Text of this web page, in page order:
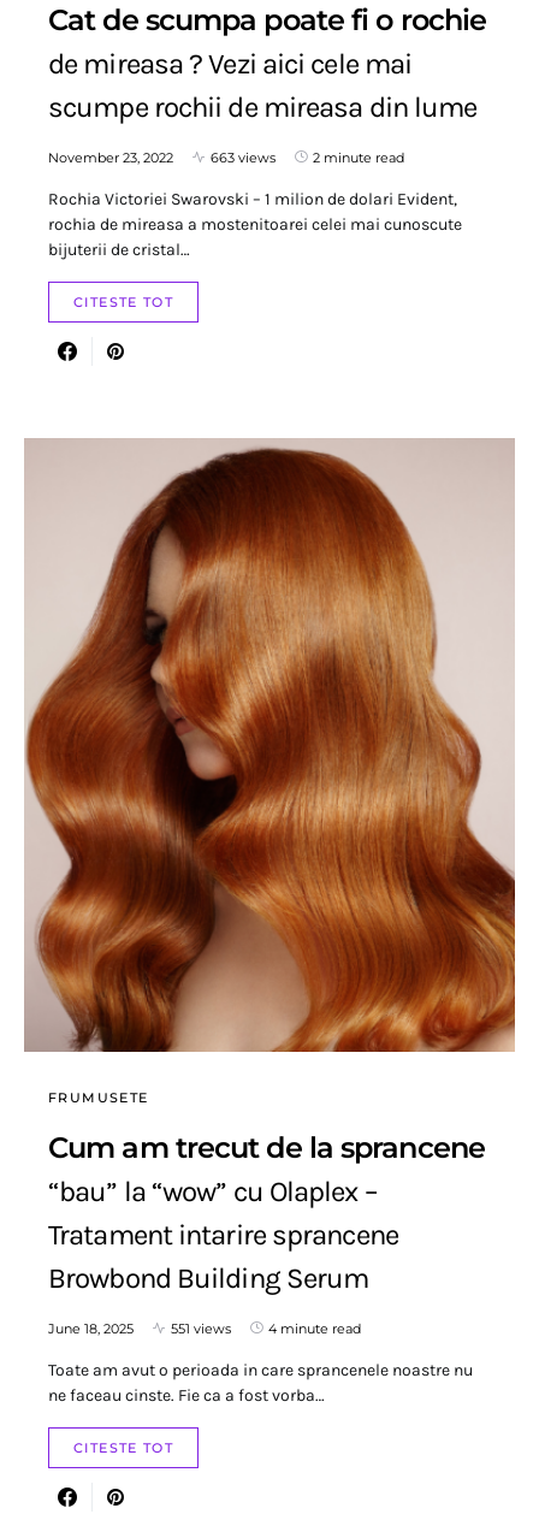
Cat de scumpa poate fi o rochie
de mireasa ? Vezi aici cele mai
scumpe rochii de mireasa din lume
November 23, 2022 663 views 2 minute read
Rochia Victoriei Swarovski – 1 milion de dolari Evident,
rochia de mireasa a mostenitoarei celei mai cunoscute
bijuterii de cristal…
CITESTE TOT
FRUMUSETE
Cum am trecut de la sprancene
“bau” la “wow” cu Olaplex –
Tratament intarire sprancene
Browbond Building Serum
June 18, 2025 551 views 4 minute read
Toate am avut o perioada in care sprancenele noastre nu
ne faceau cinste. Fie ca a fost vorba…
CITESTE TOT